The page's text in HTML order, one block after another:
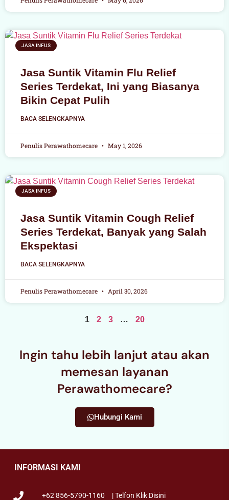
JASA INFUS
Jasa Suntik Vitamin Flu Relief
Series Terdekat, Ini yang Biasanya
Bikin Cepat Pulih
BACA SELENGKAPNYA
Penulis Perawathomecare May 1, 2026
JASA INFUS
Jasa Suntik Vitamin Cough Relief
Series Terdekat, Banyak yang Salah
Ekspektasi
BACA SELENGKAPNYA
Penulis Perawathomecare April 30, 2026
1 2 3 … 20
Ingin tahu lebih lanjut atau akan
memesan layanan
Perawathomecare?
Hubungi Kami
INFORMASI KAMI
| Telfon Klik Disini
+62 856-5790-1160